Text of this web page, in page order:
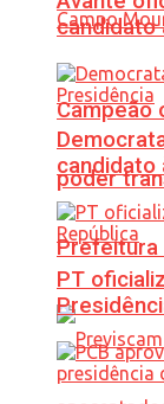
Campeão
poder
Prefeitura
candidato
candidato
PT